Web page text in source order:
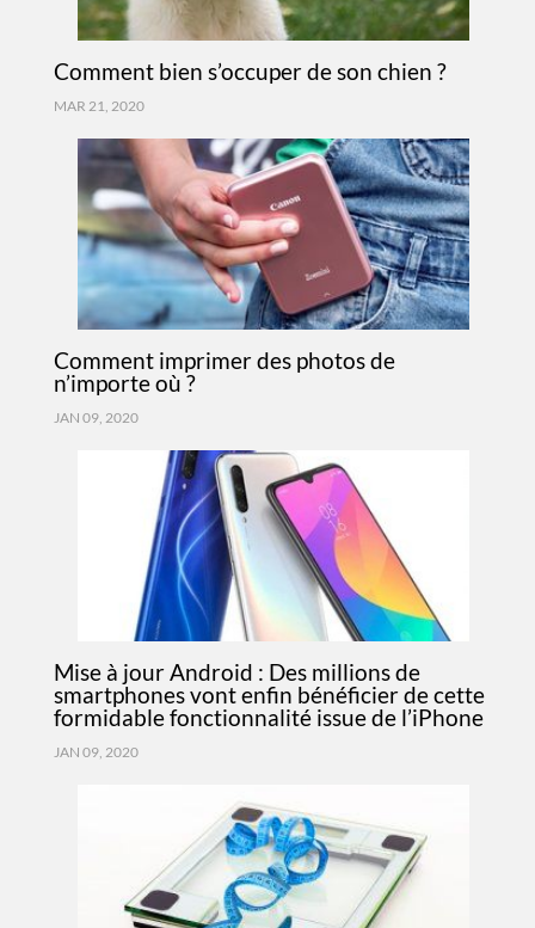
Comment bien s’occuper de son chien ?
MAR 21, 2020
Comment imprimer des photos de
n’importe où ?
JAN 09, 2020
Mise à jour Android : Des millions de
smartphones vont enfin bénéficier de cette
formidable fonctionnalité issue de l’iPhone
JAN 09, 2020